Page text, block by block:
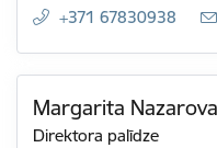
+371 67830938
Margarita Nazarova
Direktora palīdze